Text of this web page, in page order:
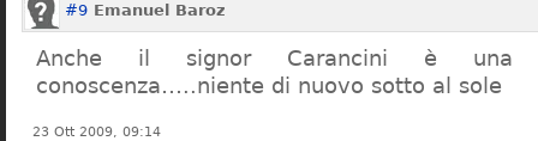
#9 Emanuel Baroz
Anche il signor Carancini è una
conoscenza…..niente di nuovo sotto al sole
23 Ott 2009, 09:14